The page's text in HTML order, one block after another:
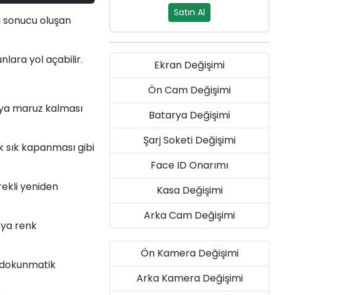
sonucu oluşan
yol açabilir.
maruz kalması
sık kapanması gibi
yeniden
renk
Satın Al
Ekran Değişimi
Ön Cam Değişimi
Batarya Değişimi
Şarj Soketi Değişimi
Face ID Onarımı
Kasa Değişimi
Arka Cam Değişimi
Ön Kamera Değişimi
Arka Kamera Değişimi